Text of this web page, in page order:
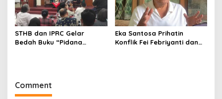
STHB dan IPRC Gelar
Bedah Buku “Pidana
Eka Santosa Prihatin
Konflik Fei Febriyanti dan
Comment